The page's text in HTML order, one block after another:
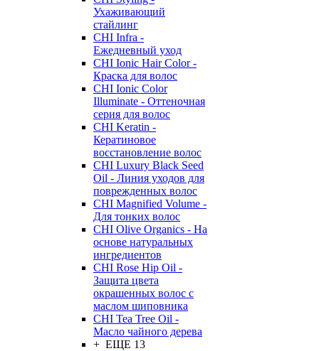
Ухаживающий
стайлинг
CHI Infra -
Ежедневный уход
CHI Ionic Hair Color -
Краска для волос
CHI Ionic Color
Illuminate - Оттеночная
серия для волос
CHI Keratin -
Кератиновое
восстановление волос
CHI Luxury Black Seed
Oil - Линия уходов для
поврежденных волос
CHI Magnified Volume -
Для тонких волос
CHI Olive Organics - На
основе натуральных
ингредиентов
CHI Rose Hip Oil -
Защита цвета
окрашенных волос с
маслом шиповника
CHI Tea Tree Oil -
Масло чайного дерева
+ ЕЩЕ 13